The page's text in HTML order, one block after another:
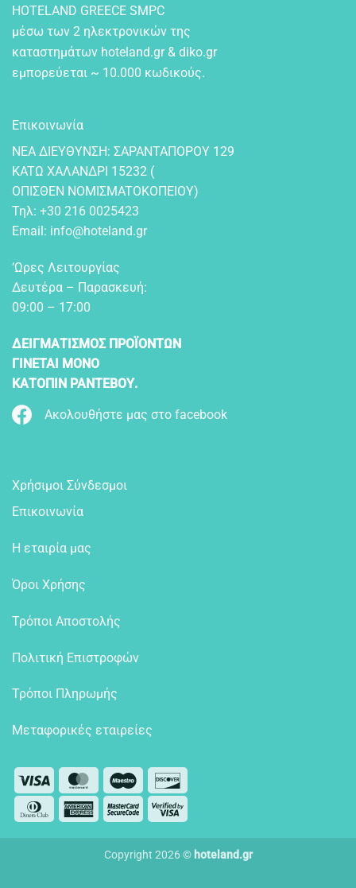
HOTELAND GREECE SMPC
μέσω των 2 ηλεκτρονικών της
καταστημάτων hoteland.gr & diko.gr
εμπορεύεται ~ 10.000 κωδικούς.
Επικοινωνία
NEA ΔIEYΘYNΣH: ΣAPANTAΠOPOY 129
KATΩ XAΛANΔPI 15232 (
OΠIΣΘEN NOMIΣMATOKOΠEIOY)
Τηλ: +30 216 0025423
Email: info@hoteland.gr
‘Ωρες Λειτουργίας
Δευτέρα – Παρασκευή:
09:00 – 17:00
ΔΕΙΓΜΑΤΙΣΜΟΣ ΠΡΟΪΟΝΤΩΝ
ΓΙΝΕΤΑΙ ΜΟΝΟ
ΚΑΤΟΠΙΝ ΡΑΝΤΕΒΟΥ.
Ακολουθήστε μας στο facebook
Χρήσιμοι Σύνδεσμοι
Επικοινωνία
Η εταιρία μας
Όροι Χρήσης
Τρόποι Αποστολής
Πολιτική Επιστροφών
Τρόποι Πληρωμής
Μεταφορικές εταιρείες
Visa MasterCardMaestro
Dinners
Club
American
Express
MasterCard
2
Visa
2
Copyright 2026 © hoteland.gr